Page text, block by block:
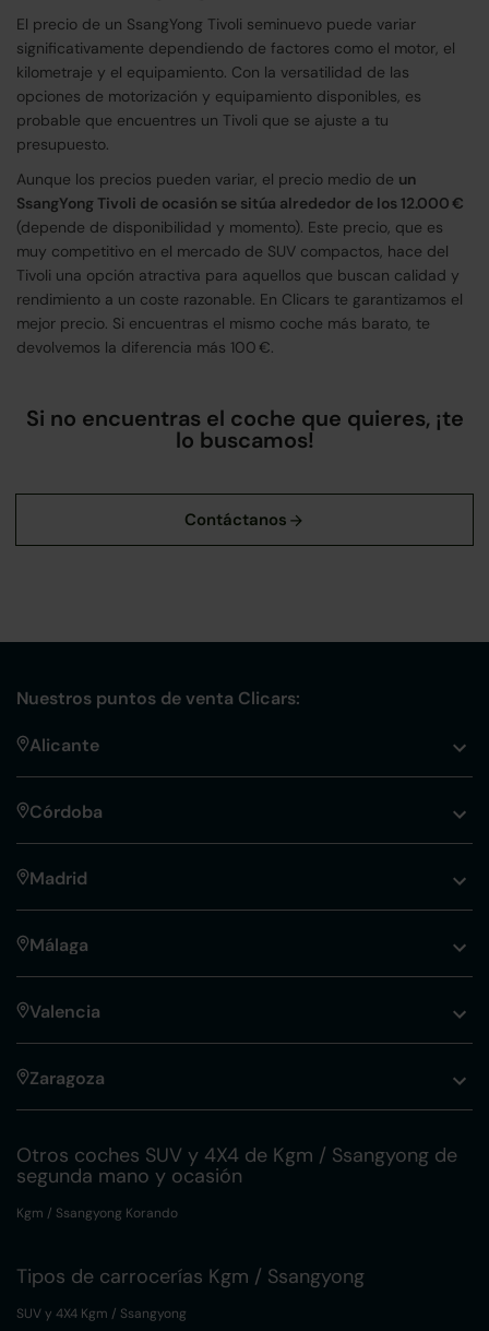
El precio de un SsangYong Tivoli seminuevo puede variar
significativamente dependiendo de factores como el motor, el
kilometraje y el equipamiento. Con la versatilidad de las
opciones de motorización y equipamiento disponibles, es
probable que encuentres un Tivoli que se ajuste a tu
presupuesto.
Aunque los precios pueden variar, el precio medio de un
SsangYong Tivoli de ocasión se sitúa alrededor de los 12.000 €
(depende de disponibilidad y momento). Este precio, que es
muy competitivo en el mercado de SUV compactos, hace del
Tivoli una opción atractiva para aquellos que buscan calidad y
rendimiento a un coste razonable. En Clicars te garantizamos el
mejor precio. Si encuentras el mismo coche más barato, te
devolvemos la diferencia más 100 €.
Si no encuentras el coche que quieres, ¡te
lo buscamos!
Nuestros puntos de venta Clicars:
Alicante
Córdoba
Madrid
Málaga
Valencia
Zaragoza
Otros coches SUV y 4X4 de Kgm / Ssangyong de
segunda mano y ocasión
Kgm / Ssangyong Korando
Tipos de carrocerías Kgm / Ssangyong
SUV y 4X4 Kgm / Ssangyong